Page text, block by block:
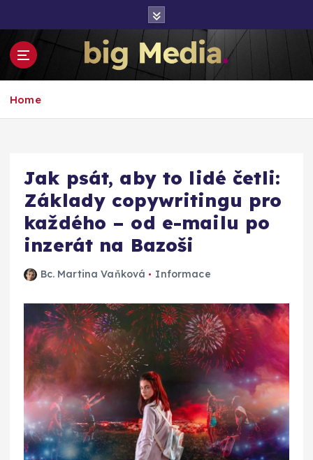
o
Inspirace pro mediální růst a podnikání
Home
Jak psát, aby to lidé četli:
Základy copywritingu pro
každého – od e-mailu po
inzerát na Bazoši
Bc. Martina Vaňková Informace